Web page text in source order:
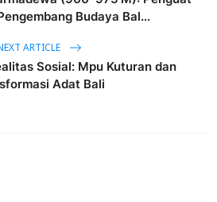
Budaya Bal...
ARTICLE
Sosial: Mpu Kuturan dan
Adat Bali